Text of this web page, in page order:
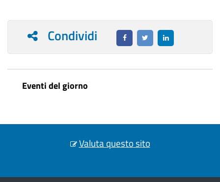
Condividi
Eventi del giorno
Valuta questo sito